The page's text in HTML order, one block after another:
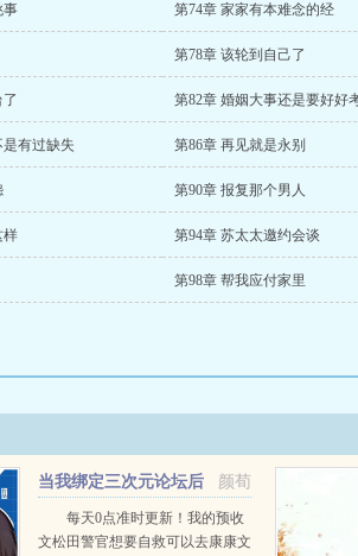
事 第74章 家家有本难念的经
第78章 该轮到自己了
第82章 婚姻大事还是要好好
有过缺失 第86章 再见就是永别
第90章 报复那个男人
样 第94章 苏太太邀约会谈
第98章 帮我应付家里
颜荀
当我绑定三次元论坛后
每天0点准时更新！我的预收
文松田警官想要自救可以去康康文